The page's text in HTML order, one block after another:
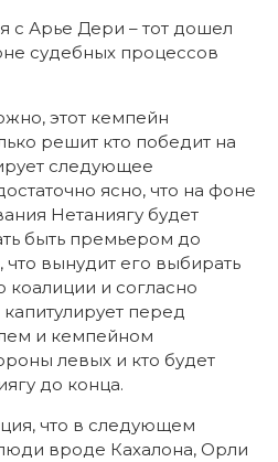
с Арье Дери – тот дошел
судебных процессов
этот кемпейн
решит кто победит на
следующее
ясно, что на фоне
Нетаниягу будет
быть премьером до
что вынудит его выбирать
коалиции и согласно
перед
и кемпейном
левых и кто будет
до конца.
что в следующем
вроде Кахалона, Орли